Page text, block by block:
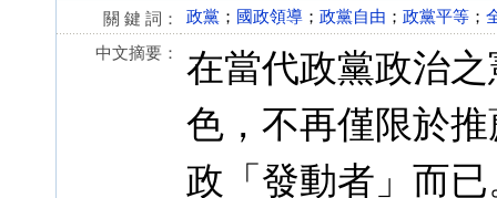
關 鍵 詞：
政黨 ； 國政領導 ； 政黨自由 ； 政黨平等 ；
中文摘要：
在當代政黨政治
色，不再僅限於
政「發動者」而